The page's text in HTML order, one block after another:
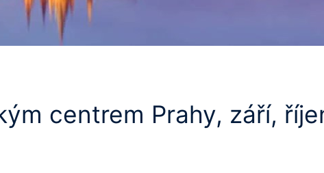
centrem Prahy, září,